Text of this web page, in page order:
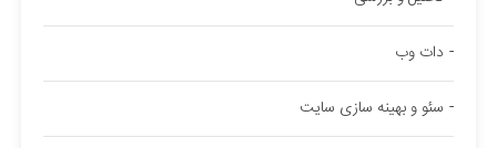
دات وب
سئو و بهینه سازی سایت